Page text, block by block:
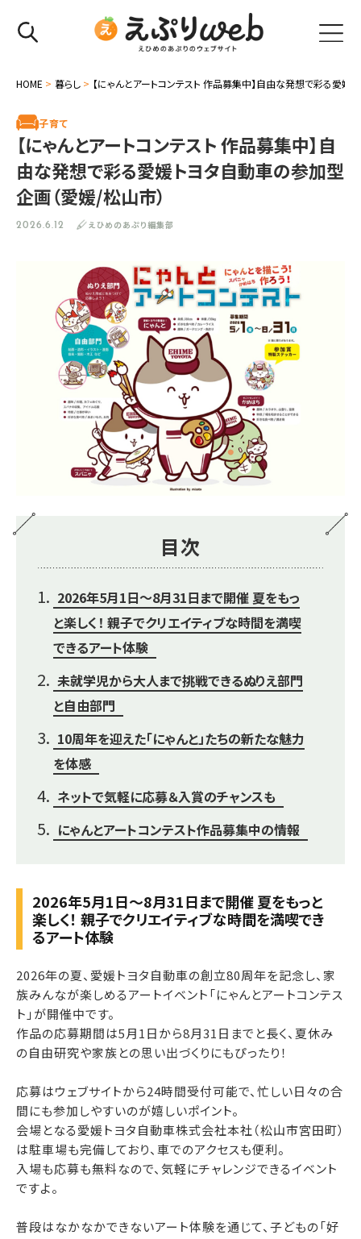
HOME > 暮らし > 【にゃんとアートコンテスト 作品募集中】自由な発想で彩る愛媛
子育て
【にゃんとアートコンテスト 作品募集中】自
由な発想で彩る愛媛トヨタ自動車の参加型
企画（愛媛/松山市）
2026.6.12 えひめのあぷり編集部
目次
2026年5月1日～8月31日まで開催 夏をもっ
と楽しく！ 親子でクリエイティブな時間を満喫
できるアート体験
未就学児から大人まで挑戦できるぬりえ部門
と自由部門
10周年を迎えた「にゃんと」たちの新たな魅力
を体感
ネットで気軽に応募＆入賞のチャンスも
にゃんとアートコンテスト作品募集中の情報
2026年5月1日～8月31日まで開催 夏をもっと
楽しく！ 親子でクリエイティブな時間を満喫でき
るアート体験
2026年の夏、愛媛トヨタ自動車の創立80周年を記念し、家
族みんなが楽しめるアートイベント「にゃんとアートコンテス
ト」が開催中です。
作品の応募期間は5月1日から8月31日までと長く、夏休み
の自由研究や家族との思い出づくりにもぴったり！
応募はウェブサイトから24時間受付可能で、忙しい日々の合
間にも参加しやすいのが嬉しいポイント。
会場となる愛媛トヨタ自動車株式会社本社（松山市宮田町）
は駐車場も完備しており、車でのアクセスも便利。
入場も応募も無料なので、気軽にチャレンジできるイベント
ですよ。
普段はなかなかできないアート体験を通じて、子どもの「好